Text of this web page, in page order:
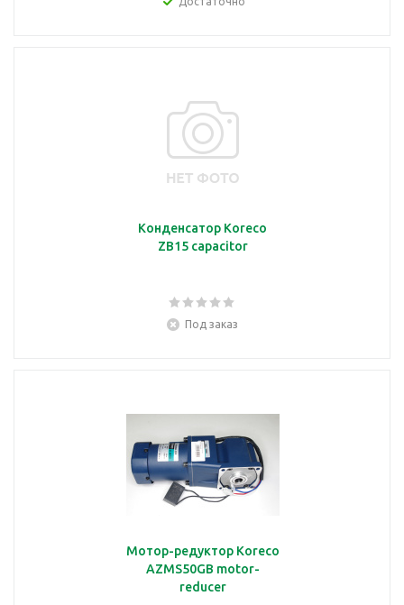
Конденсатор Koreco
ZB15 capacitor
Под заказ
Мотор-редуктор Koreco
AZMS50GB motor-
reducer